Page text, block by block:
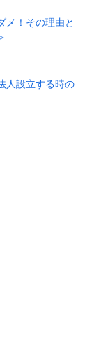
メ！その理由と
人設立する時の